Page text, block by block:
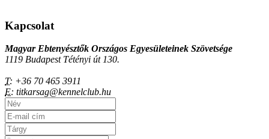
Kapcsolat
Magyar Ebtenyésztők Országos Egyesületeinek Szövetsége
1119 Budapest Tétényi út 130.
T: +36 70 465 3911
E: titkarsag@kennelclub.hu